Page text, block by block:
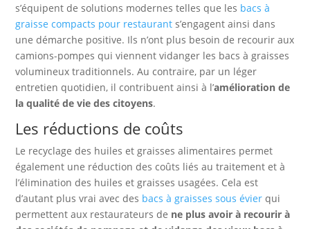
s’équipent de solutions modernes telles que les bacs à
graisse compacts pour restaurant s’engagent ainsi dans
une démarche positive. Ils n’ont plus besoin de recourir aux
camions-pompes qui viennent vidanger les bacs à graisses
volumineux traditionnels. Au contraire, par un léger
entretien quotidien, il contribuent ainsi à l’amélioration de
la qualité de vie des citoyens.
Les réductions de coûts
Le recyclage des huiles et graisses alimentaires permet
également une réduction des coûts liés au traitement et à
l’élimination des huiles et graisses usagées. Cela est
d’autant plus vrai avec des bacs à graisses sous évier qui
permettent aux restaurateurs de ne plus avoir à recourir à